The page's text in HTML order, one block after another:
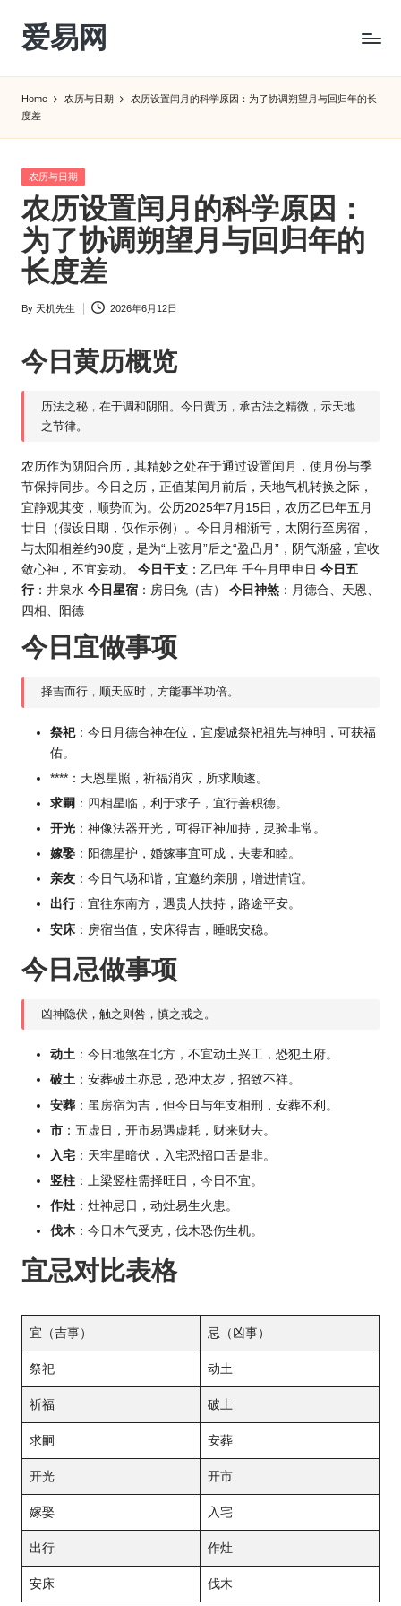
Skip
content
爱易网
阳
农
历
阴
历
查
询
Home 农历与日期
农历设置闰月的科学原因：为了协调朔望月与回归年的长
度差
Posted
农历与日期
农历设置闰月的科学原因：
为了协调朔望月与回归年的
长度差
Posted
By 天机先生 2026年6月12日
今日 黄历概览
历法之秘，在于调和阴阳。今日黄历，承古法之精微，示天地
之节律。
农历作为阴阳合历，其精妙之处在于通过设置闰月，使月份与季
节保持同步。今日之历，正值某闰月前后，天地气机转换之际，
宜静观其变，顺势而为。公历2025年7月15日，农历乙巳年五月
廿日（假设日期，仅作示例）。今日月相渐亏，太阴行至房宿，
与太阳相差约90度，是为“上弦月”后之“盈凸月”，阴气渐盛，宜收
敛心神，不宜妄动。 今日干支 ：乙巳年 壬午月甲申日 今日五
行：井泉水 今日星宿 ：房日兔（吉） 今日神煞 ：月德合、天恩、
四相、阳德
今日宜做事项
择吉而行，顺天应时，方能事半功倍。
祭祀：今日月德合神在位，宜虔诚祭祀祖先与神明，可获福
佑。
****：天恩星照，祈福消灾，所求顺遂。
求嗣 ：四相星临，利于求子，宜行善积德。
开光 ：神像法器开光，可得正神加持，灵验非常。
嫁娶 ：阳德星护，婚嫁事宜可成，夫妻和睦。
亲友 ：今日气场和谐，宜邀约亲朋，增进情谊。
出行：宜往东南方，遇贵人扶持，路途平安。
安床 ：房宿当值，安床得吉，睡眠安稳。
今日忌做事项
凶神隐伏，触之则咎，慎之戒之。
动土 ：今日地煞在北方，不宜动土兴工，恐犯土府。
破土 ：安葬破土亦忌，恐冲太岁，招致不祥。
安葬 ：虽房宿为吉，但今日与年支相刑，安葬不利。
市 ：五虚日，开市易遇虚耗，财来财去。
入宅 ：天牢星暗伏，入宅恐招口舌是非。
竖柱 ：上梁竖柱需择旺日，今日不宜。
作灶 ：灶神忌日，动灶易生火患。
伐木 ：今日木气受克，伐木恐伤生机。
宜忌对比表格
宜（吉事） 忌（凶事）
祭祀 动土
祈福 破土
求嗣 安葬
开光 开市
嫁娶 入宅
出行 作灶
安床 伐木